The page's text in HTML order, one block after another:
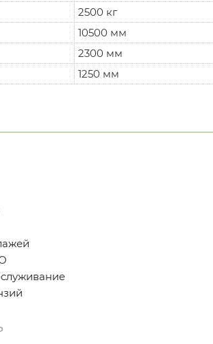
2500 кг
10500 мм
2300 мм
1250 мм